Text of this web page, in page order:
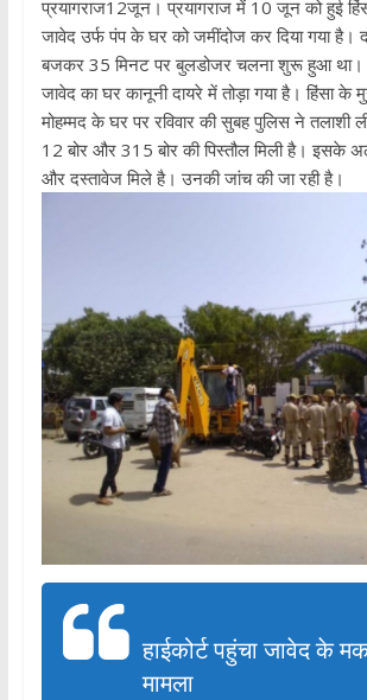
प्रयागराज12जून। प्रयागराज में 10 जून को हुई
जावेद उर्फ पंप के घर को जमींदोज कर दिया गया है।
बजकर 35 मिनट पर बुलडोजर चलना शुरू हुआ था।
जावेद का घर कानूनी दायरे में तोड़ा गया है। हिंसा के
मोहम्मद के घर पर रविवार की सुबह पुलिस ने
12 बोर और 315 बोर की पिस्तौल मिली है। इसके
और दस्तावेज मिले है। उनकी जांच की जा रही है।
हाईकोर्ट पहुंचा जावेद के
मामला